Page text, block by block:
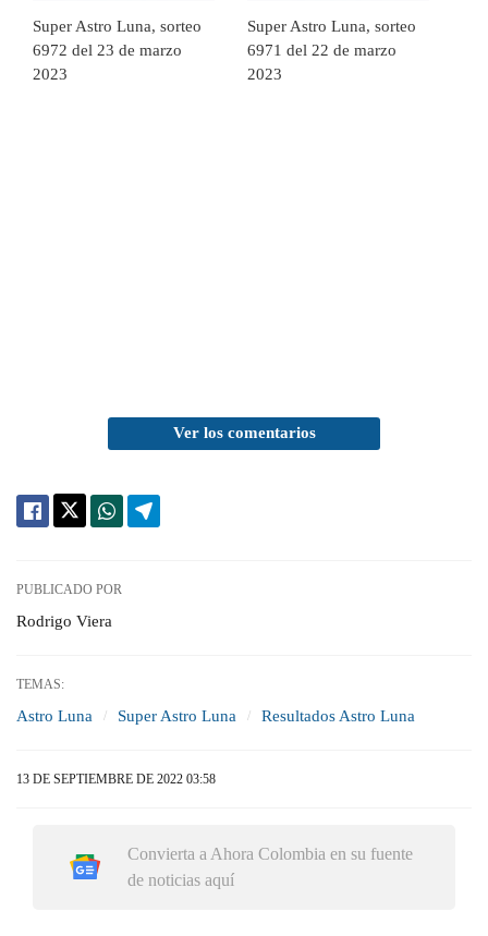
Super Astro Luna, sorteo
6972 del 23 de marzo
2023
Super Astro Luna, sorteo
6971 del 22 de marzo
2023
Ver los comentarios
PUBLICADO POR
Rodrigo Viera
TEMAS:
Astro Luna Super Astro Luna Resultados Astro Luna
13 DE SEPTIEMBRE DE 2022 03:58
Convierta a Ahora Colombia en su fuente
de noticias aquí